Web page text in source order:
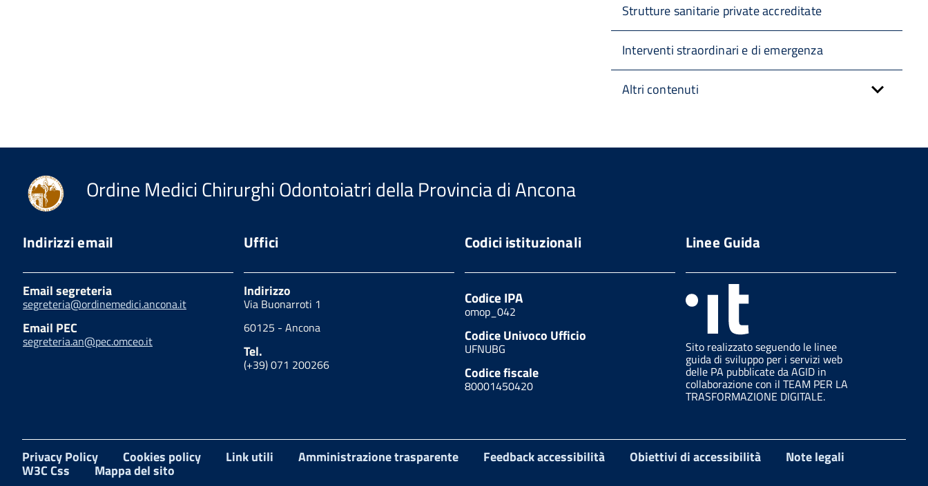
Strutture sanitarie private accreditate
Interventi straordinari e di emergenza
Altri contenuti
Ordine Medici Chirurghi Odontoiatri della Provincia di Ancona
Indirizzi email
Email segreteria
segreteria@ordinemedici.ancona.it
Email PEC
segreteria.an@pec.omceo.it
Uffici
Indirizzo
Via Buonarroti 1
60125 - Ancona
Tel.
(+39) 071 200266
Codici istituzionali
Codice IPA
omop_042
Codice Univoco Ufficio
UFNUBG
Codice fiscale
80001450420
Linee Guida
Sito realizzato seguendo le linee
guida di sviluppo per i servizi web
delle PA pubblicate da AGID in
collaborazione con il TEAM PER LA
TRASFORMAZIONE DIGITALE.
Privacy Policy Cookies policy Link utili Amministrazione trasparente Feedback accessibilità Obiettivi di accessibilità Note legali
W3C Css Mappa del sito